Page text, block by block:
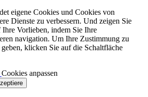
eigene Cookies und Cookies von
Dienste zu verbessern. Und zeigen Sie
Vorlieben, indem Sie Ihre
navigation. Um Ihre Zustimmung zu
klicken Sie auf die Schaltfläche
Cookies anpassen